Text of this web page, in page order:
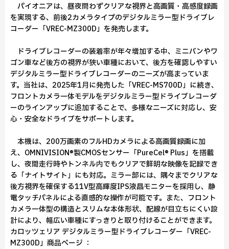
パイオニアは、昼夜問わずクリアな視界と高画質・高感度録画
を実現する、前後2カメラタイプのデジタルミラー型ドライブレ
コーダー「VREC-MZ300D」を発売します。
ドライブレコーダーの装着率が年々増加する中、ミニバンやワ
ゴン車など後方の視界が狭い車種において、後方を確認しやすい
デジタルミラー型ドライブレコーダーのニーズが高まっていま
す。当社は、2025年1月に発売した「VREC-MS700D」に続き、
フロントカメラ一体モデルをデジタルミラー型ドライブレコーダ
ーのラインアップに追加することで、多様なニーズに対応し、安
心・安全なドライブをサポートします。
本機は、200万画素のフルHDカメラによる高画質録画に加
え、OMNIVISION®製CMOSセンサー「PureCel® Plus」を搭載
し、夜間走行時やトンネル内でもクリアで鮮明な映像を記録でき
る「ナイトサイト」にも対応。ミラー部には、隅々までクリアな
後方視界を確保する11V型高輝度IPS液晶モニターを採用し、静
電タッチパネルによる直感的な操作が可能です。また、フロント
カメラ一体型の構造とスリムな本体形状、配線が目立ちにくい設
計により、幅広い車種にすっきりと取り付けることができます。
カロッツェリア デジタルミラー型ドライブレコーダー「VREC-
MZ300D」商品ページ ：